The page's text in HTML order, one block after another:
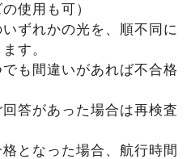
使用も可）
ずれかの光を、順不同に
す。
も間違いがあれば不合格
答があった場合は再検査
となった場合、航行時間